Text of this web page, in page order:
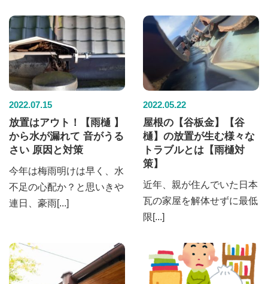
2022.07.15
放置はアウト！【雨樋 】
から水が漏れて 音がうる
さい 原因と対策
今年は梅雨明けは早く、水
不足の心配か？と思いきや
連日、豪雨[...]
2022.05.22
屋根の【谷板金】【谷
樋】の放置が生む様々な
トラブルとは【雨樋対
策】
近年、親が住んでいた日本
瓦の家屋を解体せずに最低
限[...]